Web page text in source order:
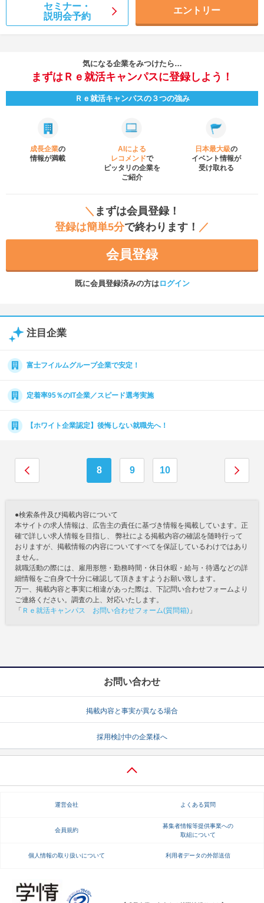
セミナー・
説明会予約
エントリー
気になる企業をみつけたら…
まずはＲｅ就活キャンパスに登録しよう！
Ｒｅ就活キャンパスの３つの強み
成長企業の
情報が満載
AIによる
レコメンドで
ピッタリの企業を
ご紹介
日本最大級の
イベント情報が
受け取れる
＼ まずは会員登録！
登録は簡単5分で終わります！ ／
会員登録
既に会員登録済みの方はログイン
注目企業
富士フイルムグループ企業で安定！
定着率95％のIT企業／スピード選考実施
【ホワイト企業認定】後悔しない就職先へ！
8 9 10
●検索条件及び掲載内容について
本サイトの求人情報は、広告主の責任に基づき情報を掲載しています。正
確で詳しい求人情報を目指し、 弊社による掲載内容の確認を随時行って
おりますが、掲載情報の内容についてすべてを保証しているわけではあり
ません。
就職活動の際には、雇用形態・勤務時間・休日休暇・給与・待遇などの詳
細情報をご自身で十分に確認して頂きますようお願い致します。
万一、掲載内容と事実に相違があった際は、下記問い合わせフォームより
ご連絡ください。調査の上、対応いたします。
「 Ｒｅ就活キャンパス お問い合わせフォーム(質問箱) 」
お問い合わせ
掲載内容と事実が異なる場合
採用検討中の企業様へ
運営会社 よくある質問
会員規約
募集者情報等提供事業への
取組について
個人情報の取り扱いについて 利用者データの外部送信